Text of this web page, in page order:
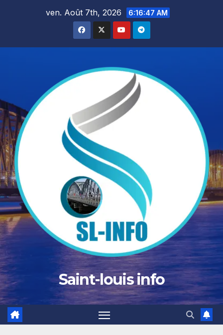
ven. Août 7th, 2026 6:16:48 AM
Saint-louis info